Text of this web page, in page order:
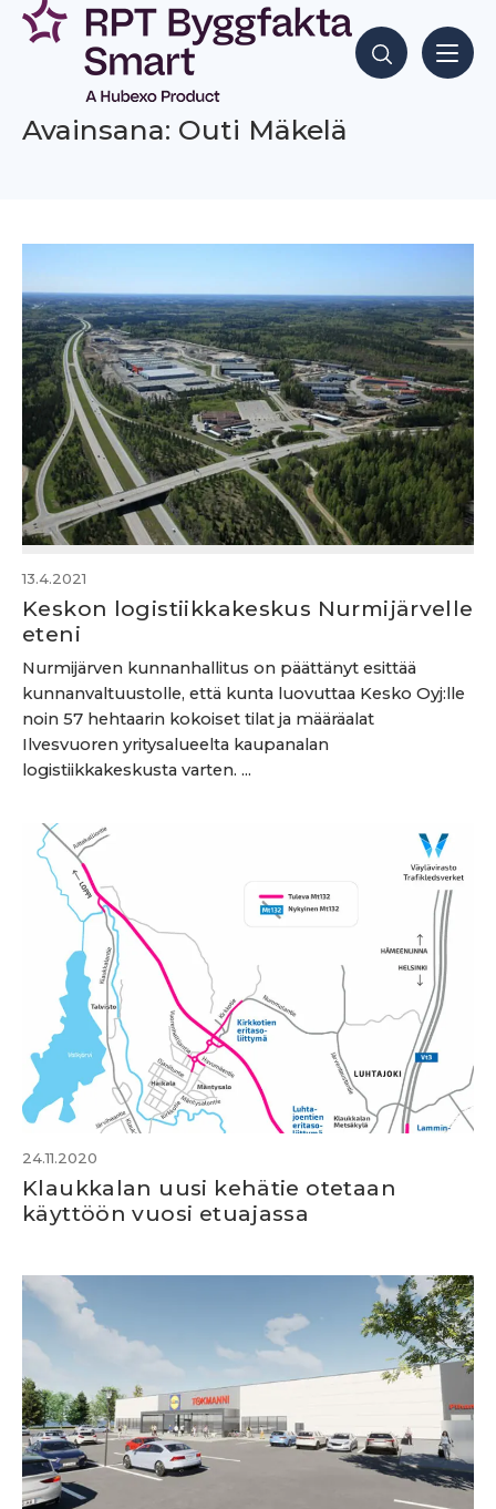
Siirry
sisältöön
Hae sisältöjä
Avainsana: Outi Mäkelä
13.4.2021
Keskon logistiikkakeskus Nurmijärvelle
eteni
Nurmijärven kunnanhallitus on päättänyt esittää
kunnanvaltuustolle, että kunta luovuttaa Kesko Oyj:lle
noin 57 hehtaarin kokoiset tilat ja määräalat
Ilvesvuoren yritysalueelta kaupanalan
logistiikkakeskusta varten. ...
24.11.2020
Klaukkalan uusi kehätie otetaan
käyttöön vuosi etuajassa